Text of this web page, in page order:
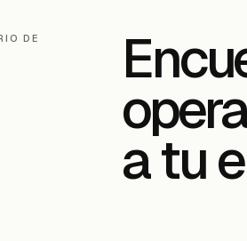
DE
a tu